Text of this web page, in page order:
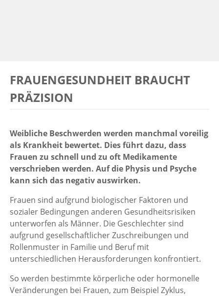
FRAUENGESUNDHEIT BRAUCHT
PRÄZISION
Weibliche Beschwerden werden manchmal voreilig
als Krankheit bewertet. Dies führt dazu, dass
Frauen zu schnell und zu oft Medikamente
verschrieben werden. Auf die Physis und Psyche
kann sich das negativ auswirken.
Frauen sind aufgrund biologischer Faktoren und
sozialer Bedingungen anderen Gesundheitsrisiken
unterworfen als Männer. Die Geschlechter sind
aufgrund gesellschaftlicher Zuschreibungen und
Rollenmuster in Familie und Beruf mit
unterschiedlichen Herausforderungen konfrontiert.
So werden bestimmte körperliche oder hormonelle
Veränderungen bei Frauen, zum Beispiel Zyklus,